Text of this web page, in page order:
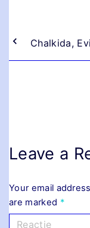
Chalkida,
Leave a
Your email
are marked *